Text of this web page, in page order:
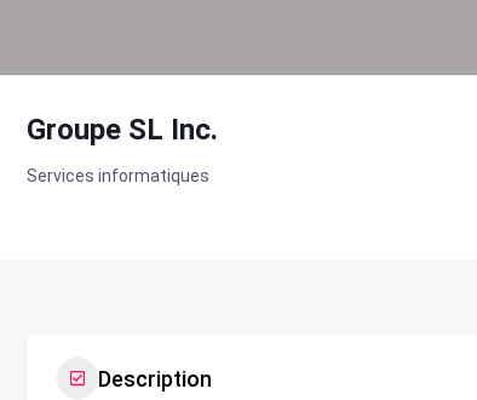
Groupe SL Inc.
Services informatiques
Description